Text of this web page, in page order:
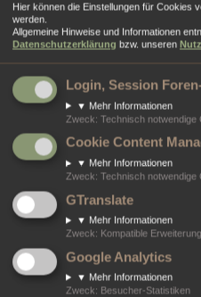
R
T
L
R
E
N
L
E
E
Portal Foren
Information
Du bist leider nicht berechtigt, die
Foren
Powered byphpBB®
Style von Arty- Aktualisieren von
Modifikationen von ©2026
©2026 Markenzeichen von
Rechteinhaber. Alle
Hier können die Einstellungen für Cookies
werden.
Allgemeine Hinweise und Informationen
Datenschutzerklärung bzw. unseren
Login, Session
▼ Mehr Informationen
Zweck: Technisch notwendige
Cookie Content
▼ Mehr Informationen
Zweck: Technisch notwendige
GTranslate
▼ Mehr Informationen
Zweck: Kompatible
Google Analytics
▼ Mehr Informationen
Zweck: Besucher-Statistiken